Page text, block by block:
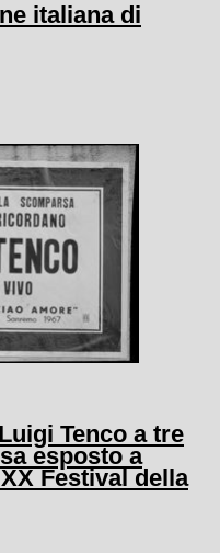
italiana di
Tenco a tre
esposto a
Festival della